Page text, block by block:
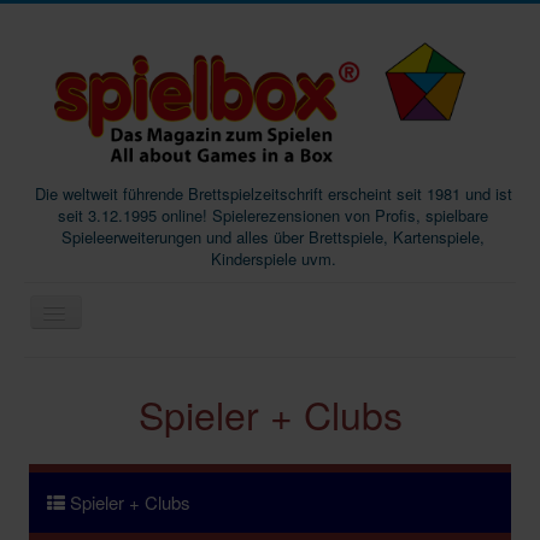
Die weltweit führende Brettspielzeitschrift erscheint seit 1981 und ist
seit 3.12.1995 online! Spielerezensionen von Profis, spielbare
Spieleerweiterungen und alles über Brettspiele, Kartenspiele,
Kinderspiele uvm.
Podcast
Spieler + Clubs
Spieler + Clubs